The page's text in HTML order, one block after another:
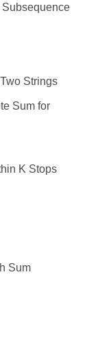
Strings
Sum for
K Stops
Sum